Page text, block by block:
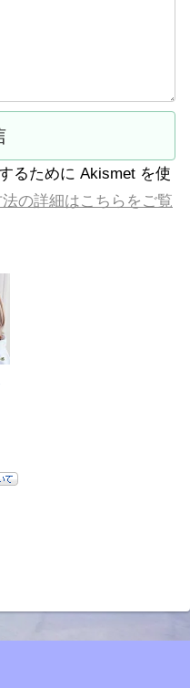
るために Akismet を使
の詳細はこちらをご覧